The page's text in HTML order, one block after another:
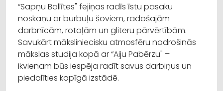
“Sapņu Ballītes" fejiņas radīs īstu pasaku
noskaņu ar burbuļu šoviem, radošajām
darbnīcām, rotaļām un gliteru pārvērtībām.
Savukārt māksliniecisku atmosfēru nodrošinās
mākslas studija kopā ar “Aiju Pabērzu" –
ikvienam būs iespēja radīt savus darbiņus un
piedalīties kopīgā izstādē.